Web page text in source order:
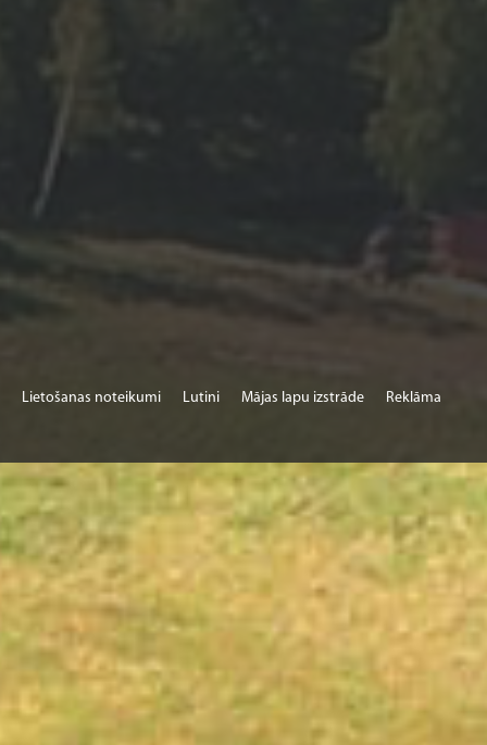
Lietošanas noteikumi Lutini Mājas lapu izstrāde Reklāma